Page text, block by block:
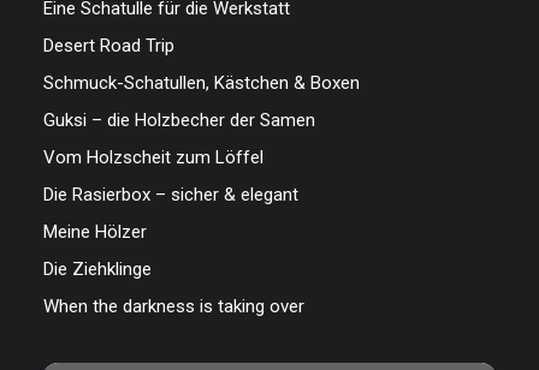
Eine Schatulle für die Werkstatt
Desert Road Trip
Schmuck-Schatullen, Kästchen & Boxen
Guksi – die Holzbecher der Samen
Vom Holzscheit zum Löffel
Die Rasierbox – sicher & elegant
Meine Hölzer
Die Ziehklinge
When the darkness is taking over